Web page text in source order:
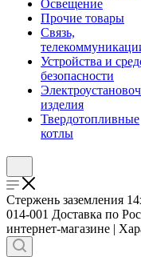
Освещение
Прочие товары
Связь,
Устройства и
безопасности
изделия
Твердотопливные
котлы
Стержень заземления
014-001 Доставка по
интернет-магазине |